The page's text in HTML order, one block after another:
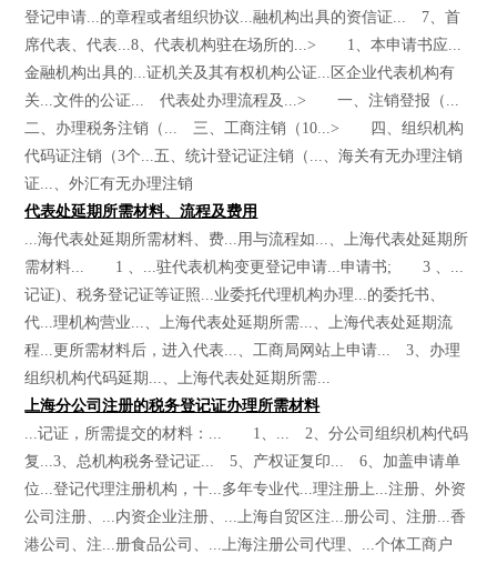
登记申请...的章程或者组织协议...融机构出具的资信证... 7、首
席代表、代表...8、代表机构驻在场所的...> 1、本申请书应...
金融机构出具的...证机关及其有权机构公证...区企业代表机构有
关...文件的公证... 代表处办理流程及...> 一、注销登报（...
二、办理税务注销（... 三、工商注销（10...> 四、组织机构
代码证注销（3个...五、统计登记证注销（...、海关有无办理注销
证...、外汇有无办理注销
代表处延期所需材料、流程及费用
...海代表处延期所需材料、费...用与流程如...、上海代表处延期所
需材料... 1 、...驻代表机构变更登记申请...申请书; 3 、...
记证)、税务登记证等证照...业委托代理机构办理...的委托书、
代...理机构营业...、上海代表处延期所需...、上海代表处延期流
程...更所需材料后，进入代表...、工商局网站上申请... 3、办理
组织机构代码延期...、上海代表处延期所需...
上海分公司注册的税务登记证办理所需材料
...记证，所需提交的材料：... 1、... 2、分公司组织机构代码
复...3、总机构税务登记证... 5、产权证复印... 6、加盖申请单
位...登记代理注册机构，十...多年专业代...理注册上...注册、外资
公司注册、...内资企业注册、...上海自贸区注...册公司、注册...香
港公司、注...册食品公司、...上海注册公司代理、...个体工商户